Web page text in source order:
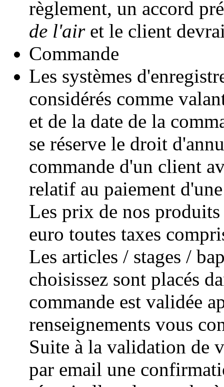
règlement, un accord
de l'airet le client
Commande
Les systèmes
considérés comme
et de la date de la
se réserve le droit
commande d'un client
relatif au paiement
Les prix de nos
euro toutes taxes
Les articles / stages /
choisissez sont placés
commande est validée
renseignements vous
Suite à la validation de
par email une